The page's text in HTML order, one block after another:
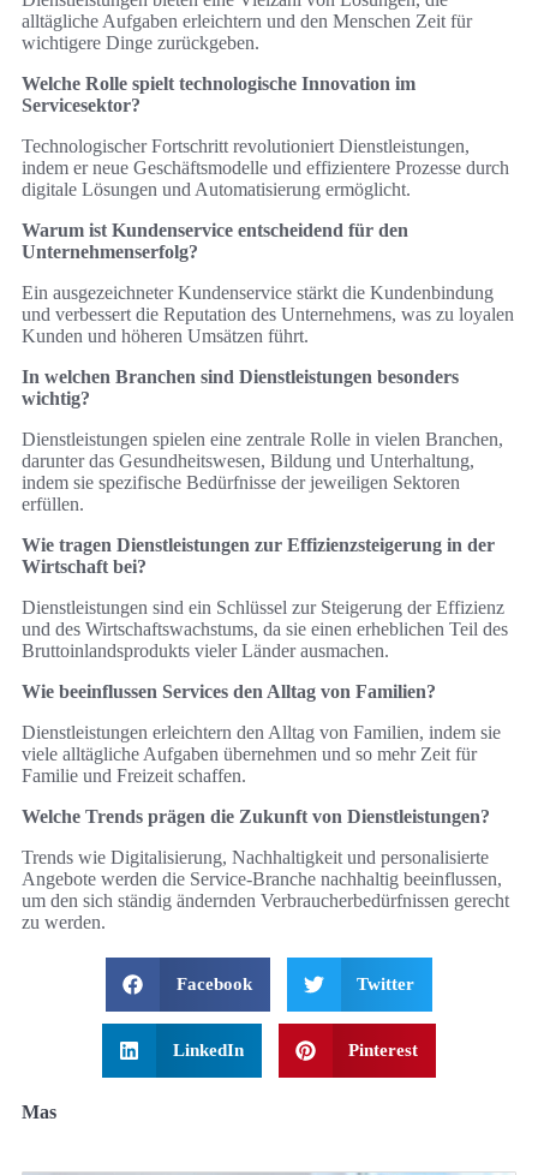
alltägliche Aufgaben erleichtern und den Menschen Zeit für
wichtigere Dinge zurückgeben.
Welche Rolle spielt technologische Innovation im
Servicesektor?
Technologischer Fortschritt revolutioniert Dienstleistungen,
indem er neue Geschäftsmodelle und effizientere Prozesse durch
digitale Lösungen und Automatisierung ermöglicht.
Warum ist Kundenservice entscheidend für den
Unternehmenserfolg?
Ein ausgezeichneter Kundenservice stärkt die Kundenbindung
und verbessert die Reputation des Unternehmens, was zu loyalen
Kunden und höheren Umsätzen führt.
In welchen Branchen sind Dienstleistungen besonders
wichtig?
Dienstleistungen spielen eine zentrale Rolle in vielen Branchen,
darunter das Gesundheitswesen, Bildung und Unterhaltung,
indem sie spezifische Bedürfnisse der jeweiligen Sektoren
erfüllen.
Wie tragen Dienstleistungen zur Effizienzsteigerung in der
Wirtschaft bei?
Dienstleistungen sind ein Schlüssel zur Steigerung der Effizienz
und des Wirtschaftswachstums, da sie einen erheblichen Teil des
Bruttoinlandsprodukts vieler Länder ausmachen.
Wie beeinflussen Services den Alltag von Familien?
Dienstleistungen erleichtern den Alltag von Familien, indem sie
viele alltägliche Aufgaben übernehmen und so mehr Zeit für
Familie und Freizeit schaffen.
Welche Trends prägen die Zukunft von Dienstleistungen?
Trends wie Digitalisierung, Nachhaltigkeit und personalisierte
Angebote werden die Service-Branche nachhaltig beeinflussen,
um den sich ständig ändernden Verbraucherbedürfnissen gerecht
zu werden.
Facebook Twitter
LinkedIn Pinterest
Mas